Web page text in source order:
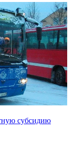
субсидию